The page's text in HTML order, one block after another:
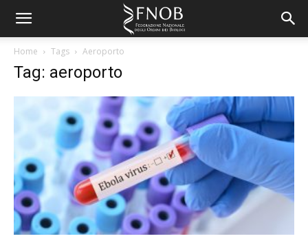
Home Tags Aeroporto
Tag: aeroporto